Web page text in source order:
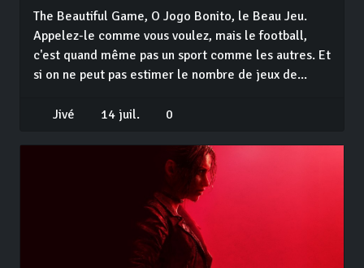
The Beautiful Game, O Jogo Bonito, le Beau Jeu.
Appelez-le comme vous voulez, mais le football,
c'est quand même pas un sport comme les autres. Et
si on ne peut pas estimer le nombre de jeux de...
Jivé 14 juil. 0